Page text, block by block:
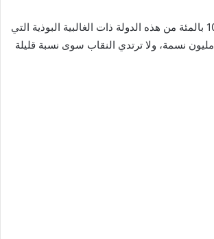
ويشكل المسلمون 10 بالمئة من هذه الدولة ذات الغالبية البوذية التي
يبلغ عدد سكانها 21 مليون نسمة، ولا ترتدي النقاب سوى نسبة قليلة